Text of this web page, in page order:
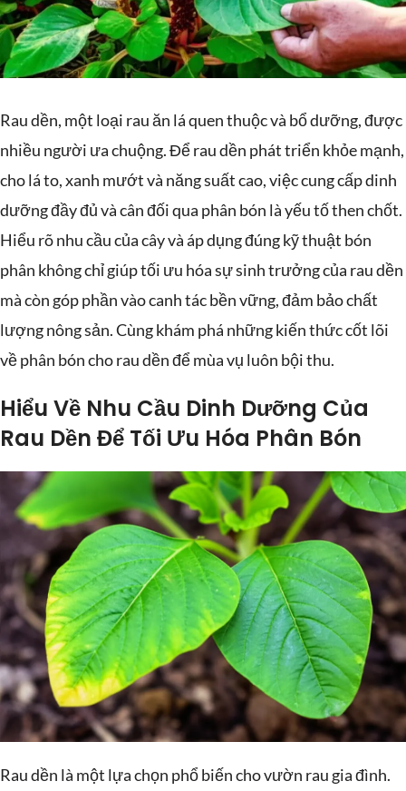
Rau dền, một loại rau ăn lá quen thuộc và bổ dưỡng, được
nhiều người ưa chuộng. Để rau dền phát triển khỏe mạnh,
cho lá to, xanh mướt và năng suất cao, việc cung cấp dinh
dưỡng đầy đủ và cân đối qua phân bón là yếu tố then chốt.
Hiểu rõ nhu cầu của cây và áp dụng đúng kỹ thuật bón
phân không chỉ giúp tối ưu hóa sự sinh trưởng của rau dền
mà còn góp phần vào canh tác bền vững, đảm bảo chất
lượng nông sản. Cùng khám phá những kiến thức cốt lõi
về phân bón cho rau dền để mùa vụ luôn bội thu.
Hiểu Về Nhu Cầu Dinh Dưỡng Của
Rau Dền Để Tối Ưu Hóa Phân Bón
Rau dền là một lựa chọn phổ biến cho vườn rau gia đình.